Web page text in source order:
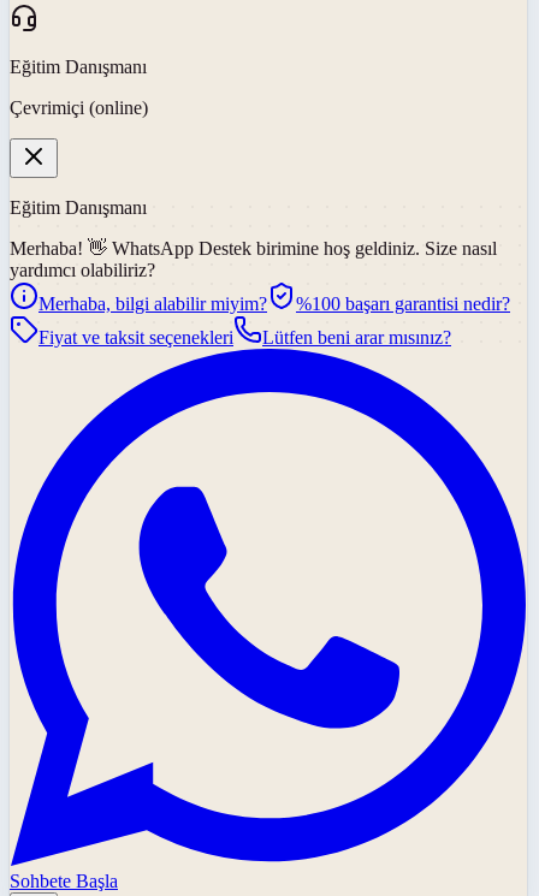
Eğitim Danışmanı
Çevrimiçi (online)
Eğitim Danışmanı
Merhaba! 👋 WhatsApp Destek birimine hoş geldiniz. Size nasıl
yardımcı olabiliriz?
Merhaba, bilgi alabilir miyim?
%100 başarı garantisi nedir?
Fiyat ve taksit seçenekleri
Lütfen beni arar mısınız?
Sohbete Başla